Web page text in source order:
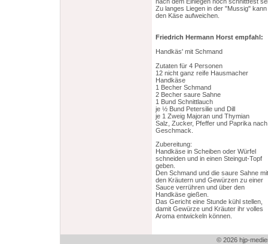
Zu langes Liegen in der "Mussig" kann
den Käse aufweichen.
Friedrich Hermann Horst empfahl:
Handkäs' mit Schmand
Zutaten für 4 Personen
12 nicht ganz reife Hausmacher
Handkäse
1 Becher Schmand
2 Becher saure Sahne
1 Bund Schnittlauch
je ½ Bund Petersilie und Dill
je 1 Zweig Majoran und Thymian
Salz, Zucker, Pfeffer und Paprika nach
Geschmack.
Zubereitung:
Handkäse in Scheiben oder Würfel
schneiden und in einen Steingut-Topf
geben.
Den Schmand und die saure Sahne mit
den Kräutern und Gewürzen zu einer
Sauce verrühren und über den
Handkäse gießen.
Das Gericht eine Stunde kühl stellen,
damit Gewürze und Kräuter ihr volles
Aroma entwickeln können.
© 2026 hjp-